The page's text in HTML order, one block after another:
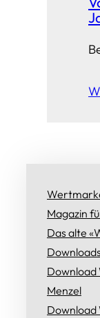
Magazin
Das alte
Menzel